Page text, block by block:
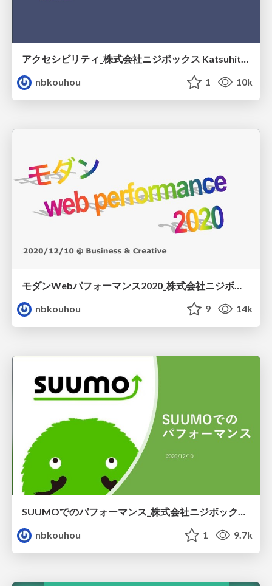
アクセシビリティ_株式会社ニジボックス Katsuhito Karube
nbkouhou
1 10k
nbkouhou
9 14k
SUUMOでのパフォーマンス_株式会社ニジボックス Satoshi Arai
nbkouhou
1 9.7k